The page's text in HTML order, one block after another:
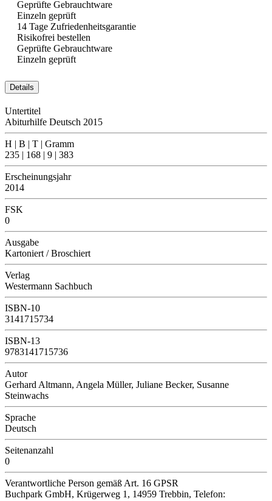
Geprüfte Gebrauchtware
Einzeln geprüft
14 Tage Zufriedenheitsgarantie
Risikofrei bestellen
Geprüfte Gebrauchtware
Einzeln geprüft
Details
Untertitel
Abiturhilfe Deutsch 2015
H | B | T | Gramm
235 | 168 | 9 | 383
Erscheinungsjahr
2014
FSK
0
Ausgabe
Kartoniert / Broschiert
Verlag
Westermann Sachbuch
ISBN-10
3141715734
ISBN-13
9783141715736
Autor
Gerhard Altmann, Angela Müller, Juliane Becker, Susanne
Steinwachs
Sprache
Deutsch
Seitenanzahl
0
Verantwortliche Person gemäß Art. 16 GPSR
Buchpark GmbH, Krügerweg 1, 14959 Trebbin, Telefon: